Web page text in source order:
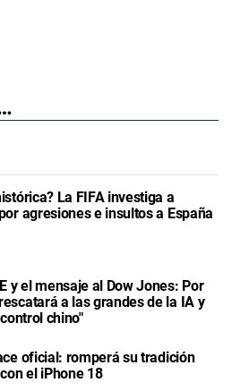
La FIFA investiga a
agresiones e insultos a España
y el mensaje al Dow Jones: Por
a las grandes de la IA y
chino"
oficial: romperá su tradición
el iPhone 18